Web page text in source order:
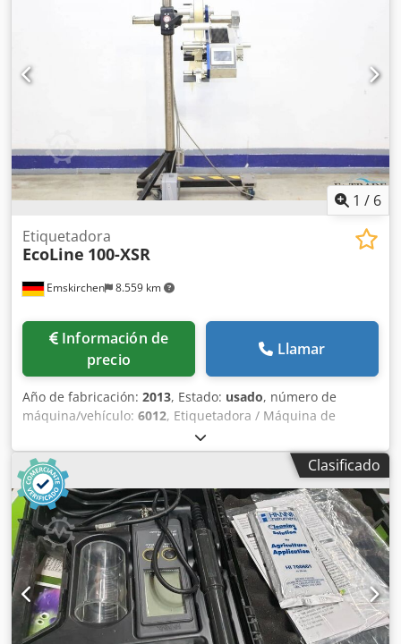
inspeccionar. En stock en Emskirchen/Núremberg; se
1 / 6
Emskirchen 8.559 km
Etiquetadora
EcoLine 100-XSR
Información de
precio
Llamar
Año de fabricación: 2013, Estado: usado, número de
máquina/vehículo: 6012, Etiquetadora / Máquina de
etiquetado EcoLine 100-XSR, año de fabricación / Year 2013
- Número de serie / Serial-No. 6012 Ancho de banda /
Bandwidth 100 mm Precisión de parada / Stopping
accuracy +/- 0,5 mm Longitud de las etiquetas / Label
length mín. 10 mm Dkedpfxelgz U So Af Hsr Ancho de las
etiquetas / Label width mín. 10 mm Diámetro interior del
rollo de etiquetas / Inside diameter of label roll 40/76 mm
Diámetro exterior del rollo de etiquetas / Outer diameter
of label roll 300 mm Tensión de red / Voltage 115/230 V,
50/60 Hz Consumo de energía / Power consumption 400 VA
Certificación / Certification CE Protección IP: IP44 (opcional
Clasificado